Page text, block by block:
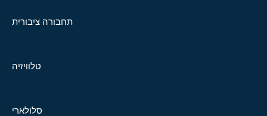
תחבורה ציבורית
טלוויזיה
סלולארי